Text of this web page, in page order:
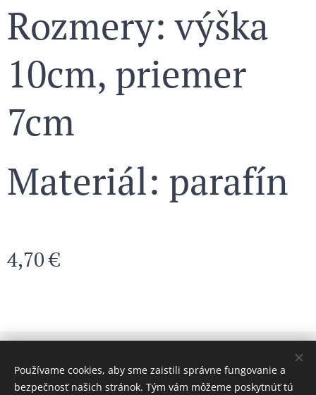
Rozmery: výška
10cm, priemer
7cm
Materiál: parafín
4,70€
www.majadizajn.eu
Cookies
Používame cookies, aby sme zaistili správne fungovanie a
bezpečnosť našich stránok. Tým vám môžeme poskytnúť tú